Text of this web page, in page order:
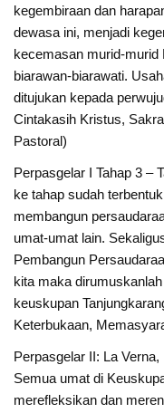
kegembiraan dan
dewasa ini, menjadi
kecemasan murid-
biarawan-biarawati.
ditujukan kepada
Cintakasih Kristus,
Pastoral)
Perpasgelar I Tahap 3 –
ke tahap sudah
membangun
umat-umat lain.
Pembangun
kita maka
keuskupan
Keterbukaan,
Perpasgelar II: La
Semua umat di
merefleksikan dan